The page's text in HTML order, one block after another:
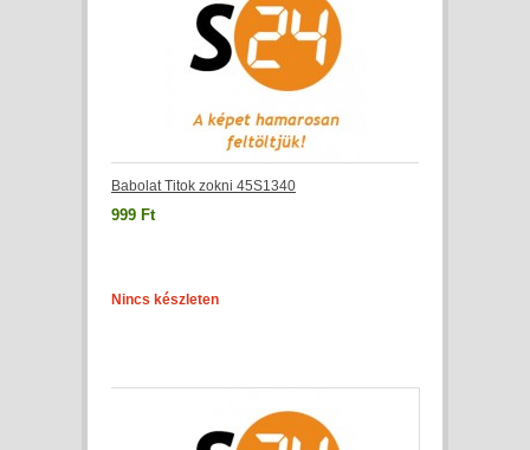
Babolat Titok zokni 45S1340
999 Ft
Nincs készleten